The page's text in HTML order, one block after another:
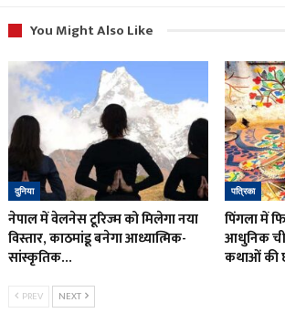
You Might Also Like
दुनिया
नेपाल में वेलनेस टूरिज्म को मिलेगा नया
विस्तार, काठमांडू बनेगा आध्यात्मिक-
सांस्कृतिक…
पत्रिका
पिंगला में
आधुनिक
कथाओं की
PREV NEXT